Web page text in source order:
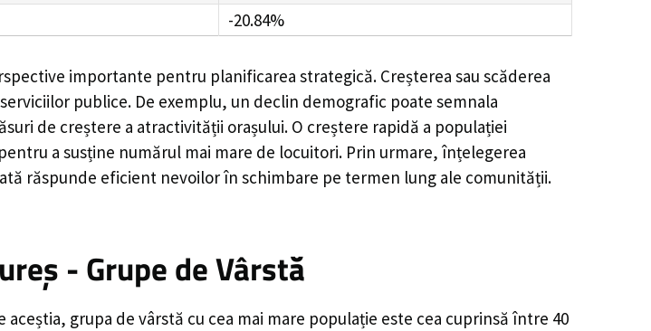
-20.84%
importante pentru planificarea strategică. Creșterea sau scăderea
publice. De exemplu, un declin demografic poate semnala
de creștere a atractivității orașului. O creștere rapidă a populației
a susține numărul mai mare de locuitori. Prin urmare, înțelegerea
răspunde eficient nevoilor în schimbare pe termen lung ale comunității.
- Grupe de Vârstă
grupa de vârstă cu cea mai mare populație este cea cuprinsă între 40